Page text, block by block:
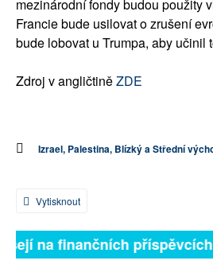
mezinárodní fondy budou použity
Francie bude usilovat o zrušení
bude lobovat u Trumpa, aby učinil
Zdroj v angličtiněZDE
Izrael, Palestina, Blízký a Střední
Vytisknout
na finančních příspěvcích